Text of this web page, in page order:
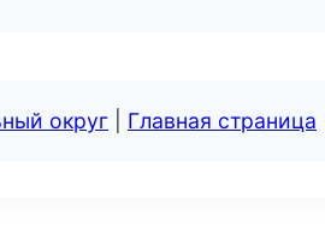
округ Главная страница